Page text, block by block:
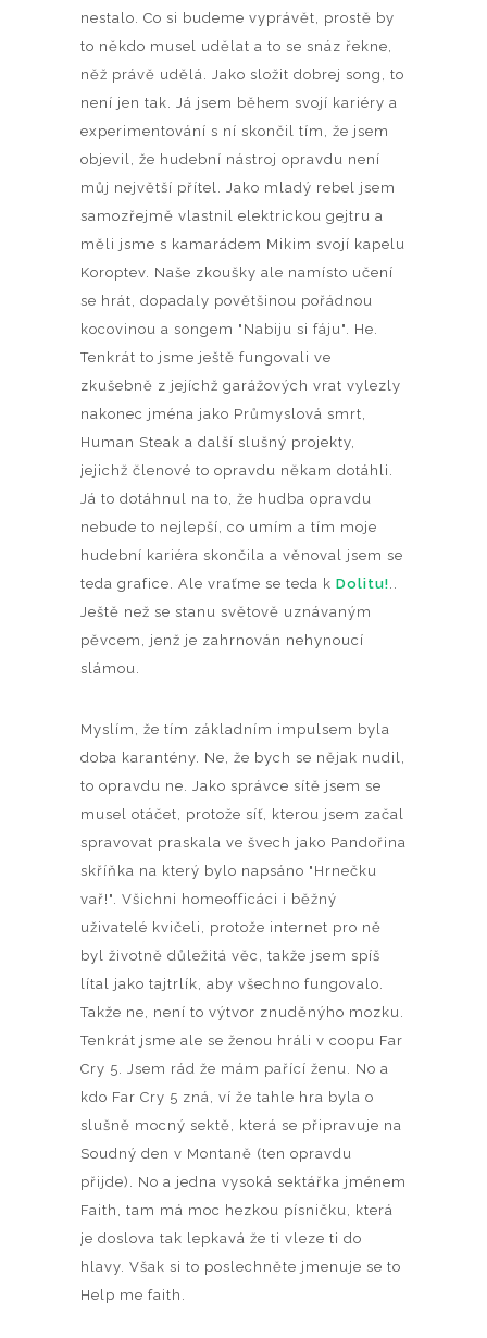
nestalo. Co si budeme vyprávět, prostě by
to někdo musel udělat a to se snáz řekne,
něž právě udělá. Jako složit dobrej song, to
není jen tak. Já jsem během svojí kariéry a
experimentování s ní skončil tím, že jsem
objevil, že hudební nástroj opravdu není
můj největší přítel. Jako mladý rebel jsem
samozřejmě vlastnil elektrickou gejtru a
měli jsme s kamarádem Mikim svojí kapelu
Koroptev. Naše zkoušky ale namísto učení
se hrát, dopadaly povětšinou pořádnou
kocovinou a songem "Nabiju si fáju". He.
Tenkrát to jsme ještě fungovali ve
zkušebně z jejíchž garážových vrat vylezly
nakonec jména jako Průmyslová smrt,
Human Steak a další slušný projekty,
jejichž členové to opravdu někam dotáhli.
Já to dotáhnul na to, že hudba opravdu
nebude to nejlepší, co umím a tím moje
hudební kariéra skončila a věnoval jsem se
teda grafice. Ale vraťme se teda k Dolitu!..
Ještě než se stanu světově uznávaným
pěvcem, jenž je zahrnován nehynoucí
slámou.
Myslím, že tím základním impulsem byla
doba karantény. Ne, že bych se nějak nudil,
to opravdu ne. Jako správce sítě jsem se
musel otáčet, protože síť, kterou jsem začal
spravovat praskala ve švech jako Pandořina
skříňka na který bylo napsáno "Hrnečku
vař!". Všichni homeofficáci i běžný
uživatelé kvičeli, protože internet pro ně
byl životně důležitá věc, takže jsem spíš
lítal jako tajtrlík, aby všechno fungovalo.
Takže ne, není to výtvor znuděnýho mozku.
Tenkrát jsme ale se ženou hráli v coopu Far
Cry 5. Jsem rád že mám pařící ženu. No a
kdo Far Cry 5 zná, ví že tahle hra byla o
slušně mocný sektě, která se připravuje na
Soudný den v Montaně (ten opravdu
přijde). No a jedna vysoká sektářka jménem
Faith, tam má moc hezkou písničku, která
je doslova tak lepkavá že ti vleze ti do
hlavy. Však si to poslechněte jmenuje se to
Help me faith.